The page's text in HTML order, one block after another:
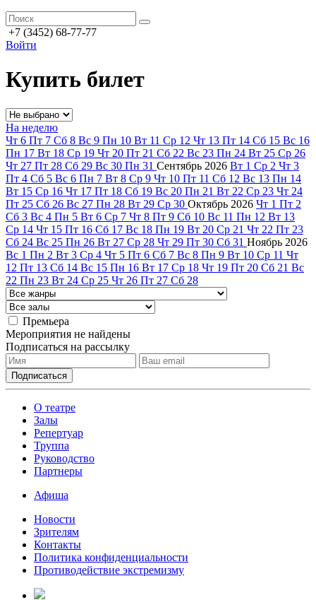
+7 (3452) 68-77-77
Войти
Купить билет
На неделю
Чт 6 Пт 7 Сб 8 Вс 9 Пн 10 Вт 11 Ср 12 Чт 13 Пт 14 Сб 15 Вс 16
Пн 17 Вт 18 Ср 19 Чт 20 Пт 21 Сб 22 Вс 23 Пн 24 Вт 25 Ср 26
Чт 27 Пт 28 Сб 29 Вс 30 Пн 31 Сентябрь 2026 Вт 1 Ср 2 Чт 3
Пт 4 Сб 5 Вс 6 Пн 7 Вт 8 Ср 9 Чт 10 Пт 11 Сб 12 Вс 13 Пн 14
Вт 15 Ср 16 Чт 17 Пт 18 Сб 19 Вс 20 Пн 21 Вт 22 Ср 23 Чт 24
Пт 25 Сб 26 Вс 27 Пн 28 Вт 29 Ср 30 Октябрь 2026 Чт 1 Пт 2
Сб 3 Вс 4 Пн 5 Вт 6 Ср 7 Чт 8 Пт 9 Сб 10 Вс 11 Пн 12 Вт 13
Ср 14 Чт 15 Пт 16 Сб 17 Вс 18 Пн 19 Вт 20 Ср 21 Чт 22 Пт 23
Сб 24 Вс 25 Пн 26 Вт 27 Ср 28 Чт 29 Пт 30 Сб 31 Ноябрь 2026
Вс 1 Пн 2 Вт 3 Ср 4 Чт 5 Пт 6 Сб 7 Вс 8 Пн 9 Вт 10 Ср 11 Чт
12 Пт 13 Сб 14 Вс 15 Пн 16 Вт 17 Ср 18 Чт 19 Пт 20 Сб 21 Вс
22 Пн 23 Вт 24 Ср 25 Чт 26 Пт 27 Сб 28
Премьера
Мероприятия не найдены
Подписаться на рассылку
О театре
Залы
Репертуар
Труппа
Руководство
Партнеры
Афиша
Новости
Зрителям
Контакты
Политика конфиденциальности
Противодействие экстремизму